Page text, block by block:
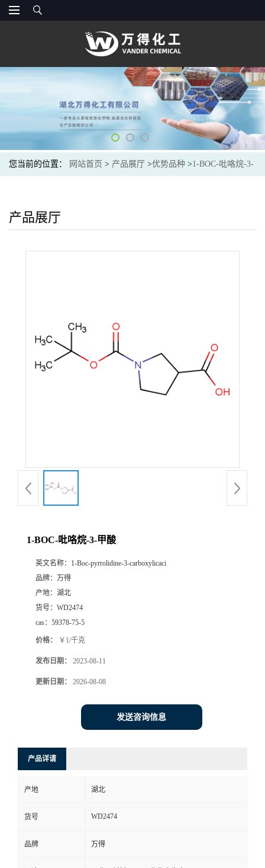
您当前的位置： 网站首页 > 产品展厅 >优势品种 >1-BOC-吡咯烷-3-
产品展厅
1-BOC-吡咯烷-3-甲酸
英文名称： 1-Boc-pyrrolidine-3-carboxylicaci
品牌： 万得
产地： 湖北
货号： WD2474
cas： 59378-75-5
价格： ￥1/千克
发布日期： 2023-08-11
更新日期： 2026-08-08
发送咨询信息
产品详请
产地 湖北
货号 WD2474
品牌 万得